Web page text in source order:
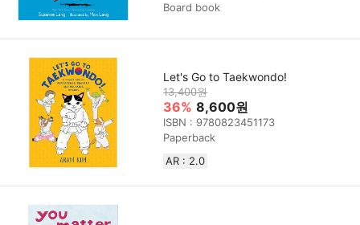
Board book
Let's Go to Taekwondo!
13,400원
36% 8,600원
ISBN : 9780823451173
Paperback
AR : 2.0